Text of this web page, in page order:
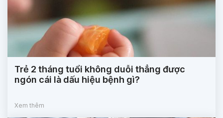
Trẻ 2 tháng tuổi không duỗi thẳng được
ngón cái là dấu hiệu bệnh gì?
Xem thêm